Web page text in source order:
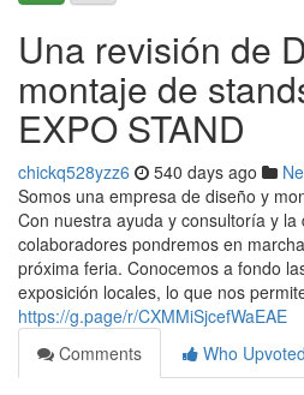
Una revisión de
montaje de
EXPO STAND
chickq528yzz6 540 days ago
Somos una empresa de diseño y
Con nuestra ayuda y consultoría y
colaboradores pondremos en
próxima feria. Conocemos a fondo
exposición locales, lo que nos
https://g.page/r/CXMMiSjcefWaEAE
Comments
Who Upvoted